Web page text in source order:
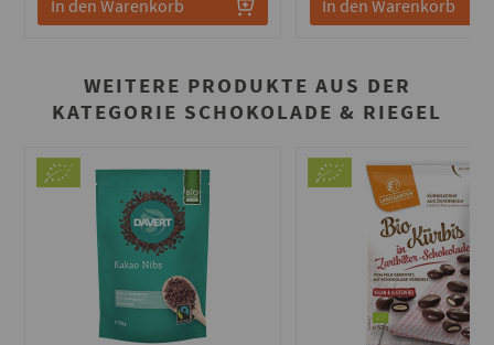
In den Warenkorb In den Warenkorb
WEITERE PRODUKTE AUS DER
KATEGORIE SCHOKOLADE & RIEGEL